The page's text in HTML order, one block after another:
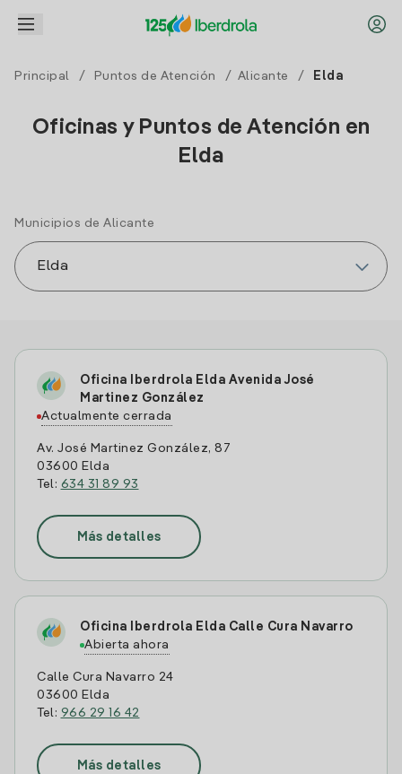
Principal / Puntos de Atención / Alicante / Elda
Oficinas y Puntos de Atención en
Elda
Municipios de Alicante
Oficina Iberdrola Elda Avenida José
Martinez González
Actualmente cerrada
Av. José Martinez González, 87
03600 Elda
Tel: 634 31 89 93
Más detalles
Oficina Iberdrola Elda Calle Cura Navarro
Abierta ahora
Calle Cura Navarro 24
03600 Elda
Tel: 966 29 16 42
Más detalles